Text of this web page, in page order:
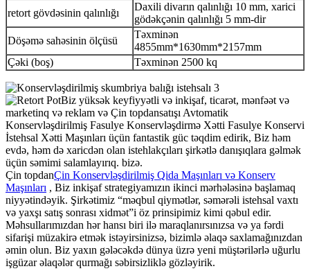
retort gövdəsinin qalınlığı
Daxili divarın qalınlığı 10 mm, xarici
gödəkçənin qalınlığı 5 mm-dir
Döşəmə sahəsinin ölçüsü
Təxminən
4855mm*1630mm*2157mm
Çəki (boş)
Təxminən 2500 kq
Biz yüksək keyfiyyətli və inkişaf, ticarət, mənfəət və
marketinq və reklam və Çin topdansatışı Avtomatik
Konservləşdirilmiş Fasulye Konservləşdirmə Xətti Fasulye Konservi
İstehsal Xətti Maşınları üçün fantastik güc təqdim edirik, Biz həm
evdə, həm də xaricdən olan istehlakçıları şirkətlə danışıqlara gəlmək
üçün səmimi salamlayırıq. bizə.
Çin topdanÇin Konservləşdirilmiş Qida Maşınları və Konserv
Maşınları , Biz inkişaf strategiyamızın ikinci mərhələsinə başlamaq
niyyətindəyik. Şirkətimiz “məqbul qiymətlər, səmərəli istehsal vaxtı
və yaxşı satış sonrası xidmət”i öz prinsipimiz kimi qəbul edir.
Məhsullarımızdan hər hansı biri ilə maraqlanırsınızsa və ya fərdi
sifarişi müzakirə etmək istəyirsinizsə, bizimlə əlaqə saxlamağınızdan
əmin olun. Biz yaxın gələcəkdə dünya üzrə yeni müştərilərlə uğurlu
işgüzar əlaqələr qurmağı səbirsizliklə gözləyirik.